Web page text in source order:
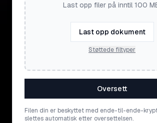
Last opp filer på inntil 100
Last opp dokument
Støttede filtyper
Oversett
Filen din er beskyttet med ende-til-ende-
slettes automatisk etter oversettelsen.